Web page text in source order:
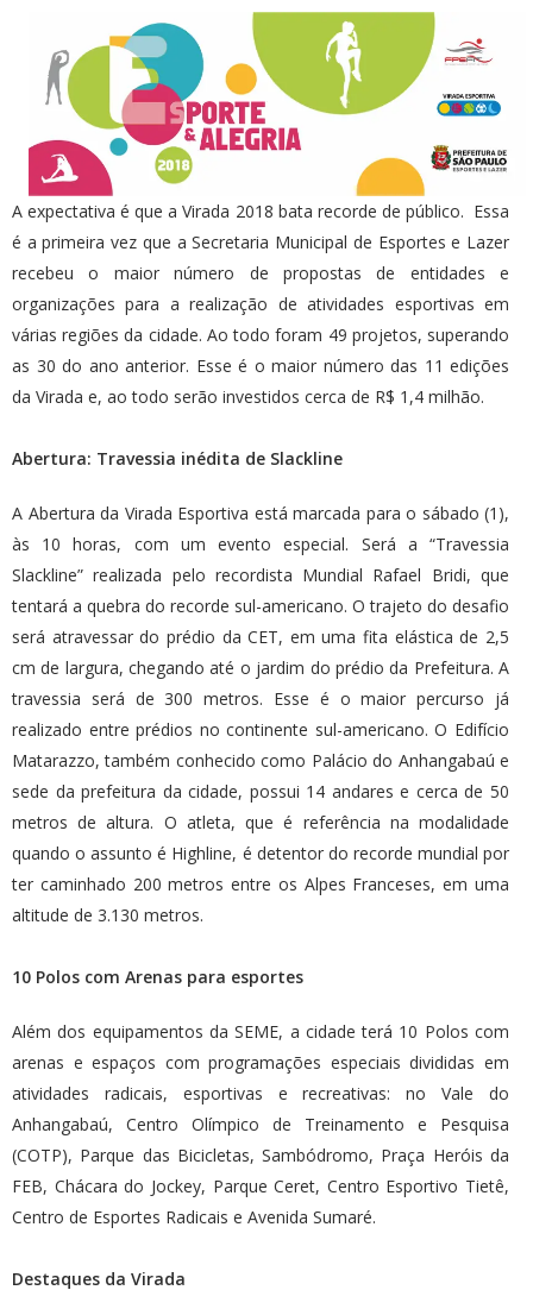
A expectativa é que a Virada 2018 bata recorde de público. Essa
é a primeira vez que a Secretaria Municipal de Esportes e Lazer
recebeu o maior número de propostas de entidades e
organizações para a realização de atividades esportivas em
várias regiões da cidade. Ao todo foram 49 projetos, superando
as 30 do ano anterior. Esse é o maior número das 11 edições
da Virada e, ao todo serão investidos cerca de R$ 1,4 milhão.
Abertura: Travessia inédita de Slackline
A Abertura da Virada Esportiva está marcada para o sábado (1),
às 10 horas, com um evento especial. Será a “Travessia
Slackline” realizada pelo recordista Mundial Rafael Bridi, que
tentará a quebra do recorde sul-americano. O trajeto do desafio
será atravessar do prédio da CET, em uma fita elástica de 2,5
cm de largura, chegando até o jardim do prédio da Prefeitura. A
travessia será de 300 metros. Esse é o maior percurso já
realizado entre prédios no continente sul-americano. O Edifício
Matarazzo, também conhecido como Palácio do Anhangabaú e
sede da prefeitura da cidade, possui 14 andares e cerca de 50
metros de altura. O atleta, que é referência na modalidade
quando o assunto é Highline, é detentor do recorde mundial por
ter caminhado 200 metros entre os Alpes Franceses, em uma
altitude de 3.130 metros.
10 Polos com Arenas para esportes
Além dos equipamentos da SEME, a cidade terá 10 Polos com
arenas e espaços com programações especiais divididas em
atividades radicais, esportivas e recreativas: no Vale do
Anhangabaú, Centro Olímpico de Treinamento e Pesquisa
(COTP), Parque das Bicicletas, Sambódromo, Praça Heróis da
FEB, Chácara do Jockey, Parque Ceret, Centro Esportivo Tietê,
Centro de Esportes Radicais e Avenida Sumaré.
Destaques da Virada